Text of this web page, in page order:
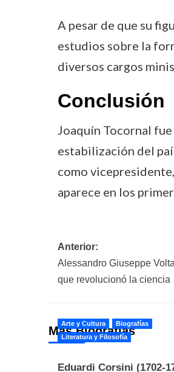
A pesar de que su
estudios sobre la
diversos cargos
Conclusión
Joaquín Tocornal
estabilización del
como
aparece en los
Navegación
de
Anterior:
Alessandro Giuseppe
que revolucionó la ciencia
Más Biografías
Arte y Cultura
Biografías
Literatura y Filosofía
Eduardi Corsini (1702-